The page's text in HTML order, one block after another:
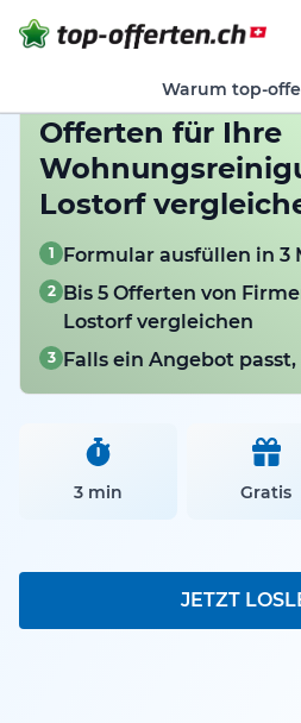
Warum top-
Offerten für Ihre
Lostorf
1 Formular ausfüllen in 3
2 Bis 5 Offerten von
Lostorf vergleichen
3 Falls ein Angebot
3 min Gratis
JETZT